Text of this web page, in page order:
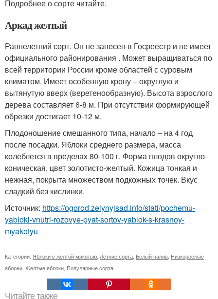
Подробнее о сорте читайте.
Аркад желтый
Раннелетний сорт. Он не занесен в Госреестр и не имеет
официального районирования . Может выращиваться по
всей территории России кроме областей с суровым
климатом. Имеет особенную крону – округлую и
вытянутую вверх (веретенообразную). Высота взрослого
дерева составляет 6-8 м. При отсутствии формирующей
обрезки достигает 10-12 м.
Плодоношение смешанного типа, начало – на 4 год
после посадки. Яблоки среднего размера, масса
колеблется в пределах 80-100 г. Форма плодов округло-
коническая, цвет золотисто-желтый. Кожица тонкая и
нежная, покрыта множеством подкожных точек. Вкус
сладкий без кислинки.
Источник: https://ogorod.zelynyjsad.info/stati/pochemu-
yabloki-vnutri-rozovye-pyat-sortov-yablok-s-krasnoy-
myakotyu
Категории: Яблоки с желтой мякотью Летние сорта Белый налив Низкорослые
яблони Желтые яблоки Популярные сорта
Читайте также